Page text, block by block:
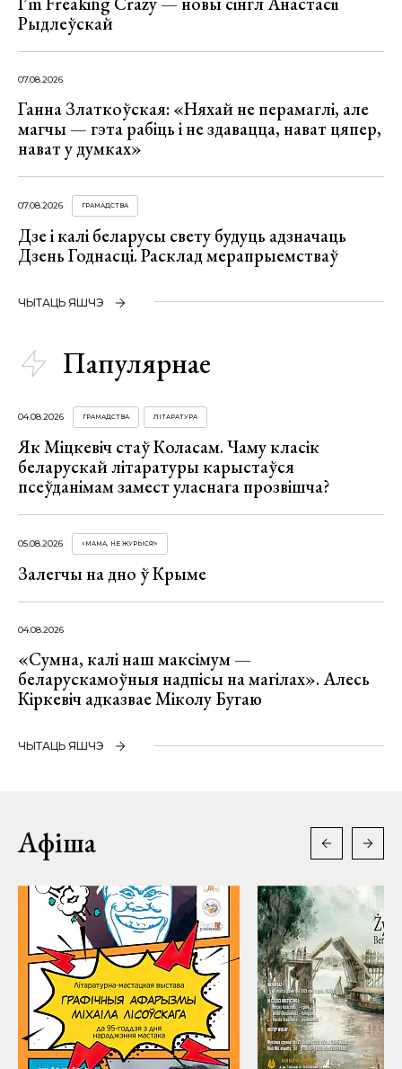
Рыдлеўскай
07.08.2026
Ганна Златкоўская: «Няхай не перамаглі, але
магчы — гэта рабіць і не здавацца, нават цяпер,
нават у думках»
07.08.2026 ГРАМАДСТВА
Дзе і калі беларусы свету будуць адзначаць
Дзень Годнасці. Расклад мерапрыемстваў
ЧЫТАЦЬ ЯШЧЭ
Папулярнае
04.08.2026 ГРАМАДСТВА ЛІТАРАТУРА
Як Міцкевіч стаў Коласам. Чаму класік
беларускай літаратуры карыстаўся
псеўданімам замест уласнага прозвішча?
05.08.2026 «МАМА, НЕ ЖУРЫСЯ!»
Залегчы на дно ў Крыме
04.08.2026
«Сумна, калі наш максімум —
беларускамоўныя надпісы на магілах». Алесь
Кіркевіч адказвае Міколу Бугаю
ЧЫТАЦЬ ЯШЧЭ
Афіша